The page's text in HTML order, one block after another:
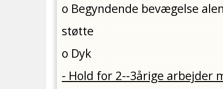
o Begyndende bevægelse
støtte
o Dyk
- Hold for 2--3årige arbejder